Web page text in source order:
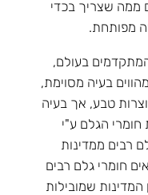
ממה שצריך בכדי
מפותחת.
המתקדמים בעולם,
בעיה מסוימת,
טבע, אך בעיה
הגלם ע"י
רבים ממדינות
חומרי גלם רבים
המדינות שמובילות